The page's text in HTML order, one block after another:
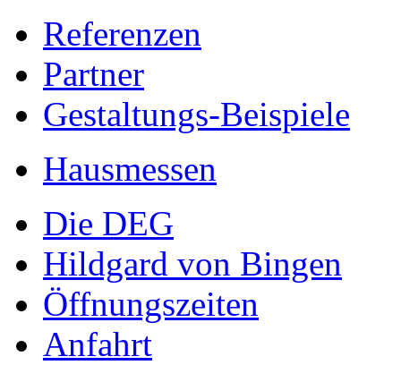
Referenzen
Partner
Gestaltungs-Beispiele
Hausmessen
Die DEG
Hildgard von Bingen
Öffnungszeiten
Anfahrt